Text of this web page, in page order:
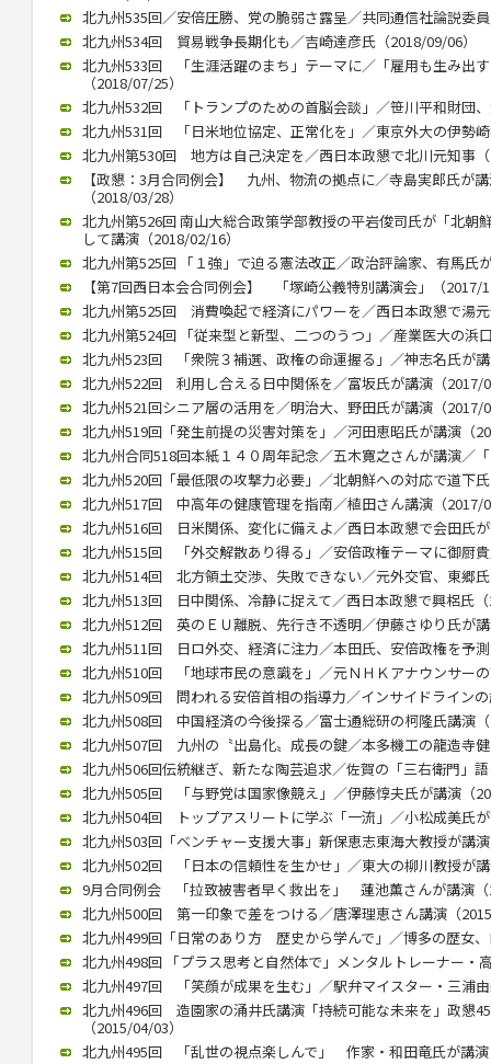
北九州535回／安倍圧勝、党の脆弱さ露呈／共同通信社論説委
北九州534回 貿易戦争長期化も／吉崎達彦氏（2018/09/06）
北九州533回 「生涯活躍のまち」テーマに／「雇用も生み出
（2018/07/25）
北九州532回 「トランプのための首脳会談」／笹川平和財団
北九州531回 「日米地位協定、正常化を」／東京外大の伊勢
北九州第530回 地方は自己決定を／西日本政懇で北川元知事
【政懇：3月合同例会】 九州、物流の拠点に／寺島実郎氏が
（2018/03/28）
北九州第526回 南山大総合政策学部教授の平岩俊司氏が「北朝
して講演（2018/02/16）
北九州第525回 「１強」で迫る憲法改正／政治評論家、有馬氏
【第7回西日本会合同例会】 「塚崎公義特別講演会」（2017/
北九州第525回 消費喚起で経済にパワーを／西日本政懇で湯
北九州第524回 「従来型と新型、二つのうつ」／産業医大の浜
北九州523回 「衆院３補選、政権の命運握る」／神志名氏が
北九州522回 利用し合える日中関係を／富坂氏が講演（2017/
北九州521回シニア層の活用を／明治大、野田氏が講演（2017/
北九州519回「発生前提の災害対策を」／河田恵昭氏が講演（
北九州合同518回本紙１４０周年記念／五木寛之さんが講演／
北九州520回「最低限の攻撃力必要」／北朝鮮への対応で道
北九州517回 中高年の健康管理を指南／植田さん講演（2017/
北九州516回 日米関係、変化に備えよ／西日本政懇で会田氏
北九州515回 「外交解散あり得る」／安倍政権テーマに御厨
北九州514回 北方領土交渉、失敗できない／元外交官、東郷
北九州513回 日中関係、冷静に捉えて／西日本政懇で興梠氏
北九州512回 英のＥＵ離脱、先行き不透明／伊藤さゆり氏が
北九州511回 日ロ外交、経済に注力／本田氏、安倍政権を予
北九州510回 「地球市民の意識を」／元ＮＨＫアナウンサー
北九州509回 問われる安倍首相の指導力／インサイドライン
北九州508回 中国経済の今後探る／富士通総研の柯隆氏講演
北九州507回 九州の〝出島化〟成長の鍵／本多機工の龍造寺
北九州506回伝統継ぎ、新たな陶芸追求／佐賀の「三右衛門」
北九州505回 「与野党は国家像競え」／伊藤惇夫氏が講演（
北九州504回 トップアスリートに学ぶ「一流」／小松成美氏
北九州503回「ベンチャー支援大事」新保恵志東海大教授が講
北九州502回 「日本の信頼性を生かせ」／東大の柳川教授が
9月合同例会 「拉致被害者早く救出を」 蓮池薫さんが講演
北九州500回 第一印象で差をつける／唐澤理恵さん講演（
北九州499回「日常のあり方 歴史から学んで」／博多の歴女
北九州498回 「プラス思考と自然体で」メンタルトレーナー・
北九州497回 「笑顔が成果を生む」／駅弁マイスター・三浦
北九州496回 造園家の涌井氏講演「持続可能な未来を」政懇
（2015/04/03）
北九州495回 「乱世の視点楽しんで」 作家・和田竜氏が講